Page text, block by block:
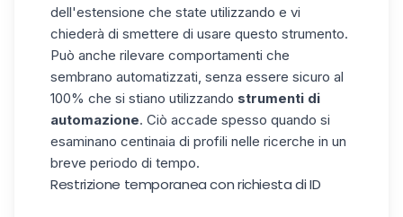
dell'estensione che state utilizzando e vi
chiederà di smettere di usare questo strumento.
Può anche rilevare comportamenti che
sembrano automatizzati, senza essere sicuro al
100% che si stiano utilizzando strumenti di
automazione. Ciò accade spesso quando si
esaminano centinaia di profili nelle ricerche in un
breve periodo di tempo.
Restrizione temporanea con richiesta di ID